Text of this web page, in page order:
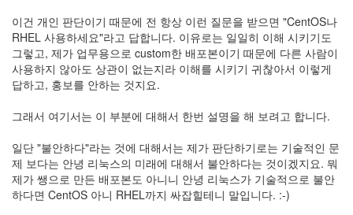
이건 개인 판단이기 때문에 전 항상 이런 질문을 받으면 "CentOS나
RHEL 사용하세요"라고 답합니다. 이유로는 일일히 이해 시키기도
그렇고, 제가 업무용으로 custom한 배포본이기 때문에 다른 사람이
사용하지 않아도 상관이 없는지라 이해를 시키기 귀찮아서 이렇게
답하고, 홍보를 안하는 것지요.
그래서 여기서는 이 부분에 대해서 한번 설명을 해 보려고 합니다.
일단 "불안하다"라는 것에 대해서는 제가 판단하기로는 기술적인 문
제 보다는 안녕 리눅스의 미래에 대해서 불안하다는 것이겠지요. 뭐
제가 쌩으로 만든 배포본도 아니니 안녕 리눅스가 기술적으로 불안
하다면 CentOS 아니 RHEL까지 싸잡힐테니 말입니다. :-)
체
192
주
절
주
30
이
11
둘
째